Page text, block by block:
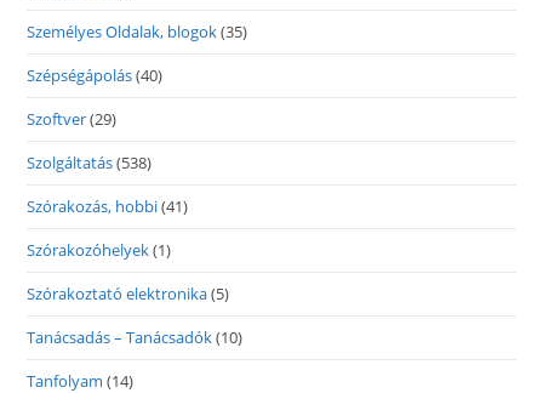
Személyes Oldalak, blogok(35)
Szépségápolás(40)
Szoftver(29)
Szolgáltatás(538)
Szórakozás, hobbi(41)
Szórakozóhelyek(1)
Szórakoztató elektronika(5)
Tanácsadás – Tanácsadók(10)
Tanfolyam (14)